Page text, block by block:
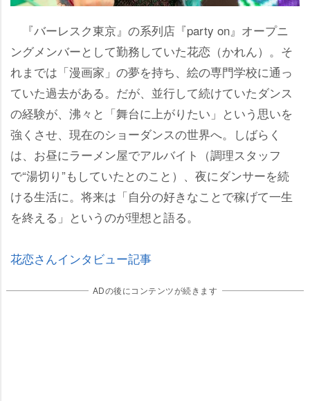
『バーレスク東京』の系列店『party on』オープニ
ングメンバーとして勤務していた花恋（かれん）。そ
れまでは「漫画家」の夢を持ち、絵の専門学校に通っ
ていた過去がある。だが、並行して続けていたダンス
の経験が、沸々と「舞台に上がりたい」という思いを
強くさせ、現在のショーダンスの世界へ。しばらく
は、お昼にラーメン屋でアルバイト（調理スタッフ
で“湯切り”もしていたとのこと）、夜にダンサーを続
ける生活に。将来は「自分の好きなことで稼げて一生
を終える」というのが理想と語る。
花恋さんインタビュー記事
ADの後にコンテンツが続きます